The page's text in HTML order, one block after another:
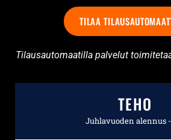
TILAA
Tilausautomaatilla palvelut
TEHO
Juhlavuoden alennus -